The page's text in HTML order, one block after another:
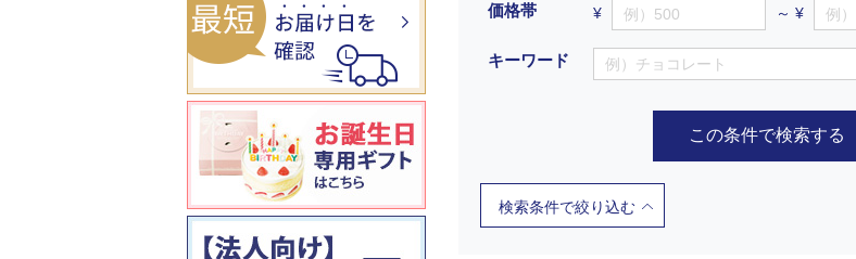
価格帯 ¥ ～ ¥
キーワード
この条件で検索する
検索条件で絞り込む